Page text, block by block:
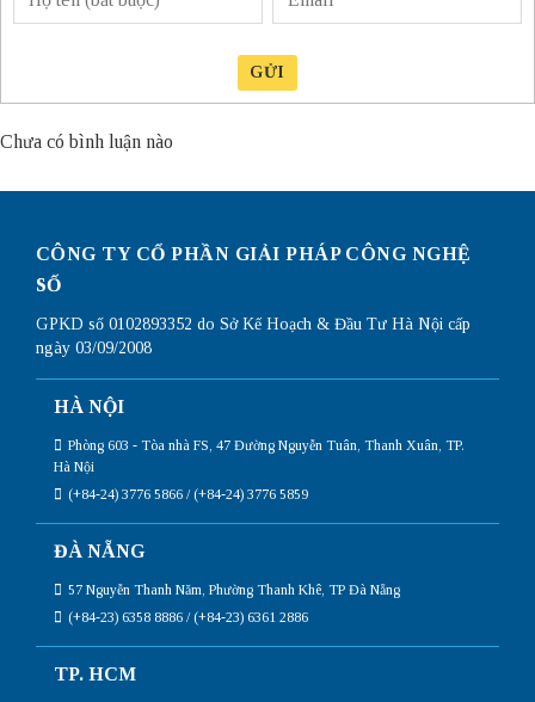
GỬI
Chưa có bình luận nào
CÔNG TY CỔ PHẦN GIẢI PHÁP CÔNG NGHỆ
SỐ
GPKD số 0102893352 do Sở Kế Hoạch & Đầu Tư Hà Nội cấp
ngày 03/09/2008
HÀ NỘI
Phòng 603 - Tòa nhà FS, 47 Đường Nguyễn Tuân, Thanh Xuân, TP.
Hà Nội
(+84-24) 3776 5866 / (+84-24) 3776 5859
ĐÀ NẴNG
57 Nguyễn Thanh Năm, Phường Thanh Khê, TP Đà Nẵng
(+84-23) 6358 8886 / (+84-23) 6361 2886
TP. HCM